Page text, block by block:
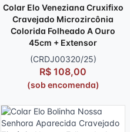
Colar Elo Veneziana Cruxifixo
Cravejado Microzircônia
Colorida Folheado A Ouro
45cm + Extensor
(CRDJ00320/25)
R$ 108,00
(sob encomenda)